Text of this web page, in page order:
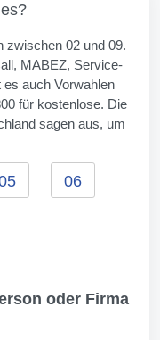
zwischen 02 und 09.
MABEZ, Service-
auch Vorwahlen
für kostenlose. Die
sagen aus, um
06
oder Firma